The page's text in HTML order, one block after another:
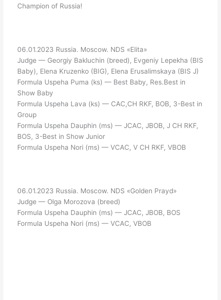
Champion of Russia!
06.01.2023 Russia. Moscow. NDS «Elita»
Judge — Georgiy Bakluchin (breed), Evgeniy Lepekha (BIS
Baby), Elena Kruzenko (BIG), Elena Erusalimskaya (BIS J)
Formula Uspeha Puma (ks) — Best Baby, Res.Best in
Show Baby
Formula Uspeha Lava (ks) — CAC,CH RKF, BOB, 3-Best in
Group
Formula Uspeha Dauphin (ms) — JCAC, JBOB, J CH RKF,
BOS, 3-Best in Show Junior
Formula Uspeha Nori (ms) — VCAC, V CH RKF, VBOB
06.01.2023 Russia. Moscow. NDS «Golden Prayd»
Judge — Olga Morozova (breed)
Formula Uspeha Dauphin (ms) — JCAC, JBOB, BOS
Formula Uspeha Nori (ms) — VCAC, VBOB